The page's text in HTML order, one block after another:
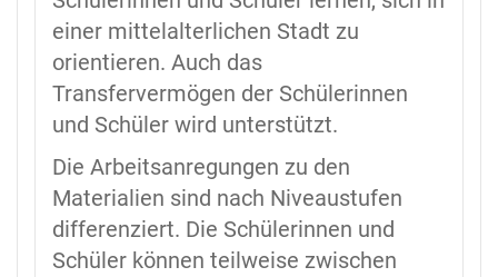
einer mittelalterlichen Stadt zu
orientieren. Auch das
Transfervermögen der Schülerinnen
und Schüler wird unterstützt.
Die Arbeitsanregungen zu den
Materialien sind nach Niveaustufen
differenziert. Die Schülerinnen und
Schüler können teilweise zwischen